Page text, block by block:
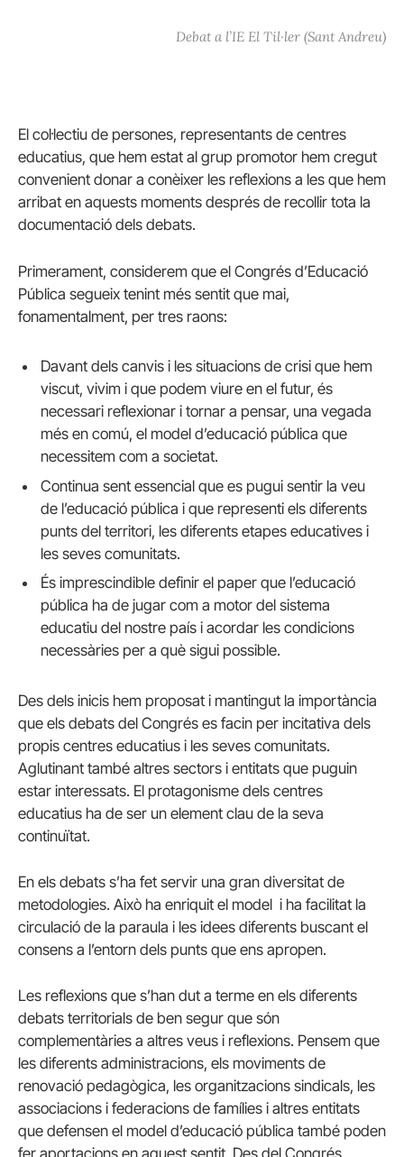
Debat a l’IE El Til·ler (Sant Andreu)
El col·lectiu de persones, representants de centres
educatius, que hem estat al grup promotor hem cregut
convenient donar a conèixer les reflexions a les que hem
arribat en aquests moments després de recollir tota la
documentació dels debats.
Primerament, considerem que el Congrés d’Educació
Pública segueix tenint més sentit que mai,
fonamentalment, per tres raons:
Davant dels canvis i les situacions de crisi que hem
viscut, vivim i que podem viure en el futur, és
necessari reflexionar i tornar a pensar, una vegada
més en comú, el model d’educació pública que
necessitem com a societat.
Continua sent essencial que es pugui sentir la veu
de l’educació pública i que representi els diferents
punts del territori, les diferents etapes educatives i
les seves comunitats.
És imprescindible definir el paper que l’educació
pública ha de jugar com a motor del sistema
educatiu del nostre país i acordar les condicions
necessàries per a què sigui possible.
Des dels inicis hem proposat i mantingut la importància
que els debats del Congrés es facin per incitativa dels
propis centres educatius i les seves comunitats.
Aglutinant també altres sectors i entitats que puguin
estar interessats. El protagonisme dels centres
educatius ha de ser un element clau de la seva
continuïtat.
En els debats s’ha fet servir una gran diversitat de
metodologies. Això ha enriquit el model i ha facilitat la
circulació de la paraula i les idees diferents buscant el
consens a l’entorn dels punts que ens apropen.
Les reflexions que s’han dut a terme en els diferents
debats territorials de ben segur que són
complementàries a altres veus i reflexions. Pensem que
les diferents administracions, els moviments de
renovació pedagògica, les organitzacions sindicals, les
associacions i federacions de famílies i altres entitats
que defensen el model d’educació pública també poden